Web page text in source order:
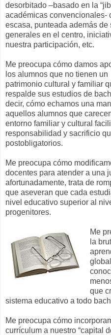
desorbitado –basado en la
académicas convencionales-
escasa, punteada además
generales en el centro,
nuestra participación, etc.
Me preocupa cómo damos
los alumnos que no tienen un
patrimonio cultural y familiar
respalde sus estudios de
decir, cómo echamos una
aquellos alumnos que
entorno familiar y cultural
responsabilidad y sacrificio
postobligatorios.
Me preocupa cómo
docentes para atender a una
afortunadamente, trata de
que aseveran que cada
nivel educativo superior al
progenitores.
Me
la
que
sistema educativo a todo
Me preocupa cómo
currículum a nuestro “capital